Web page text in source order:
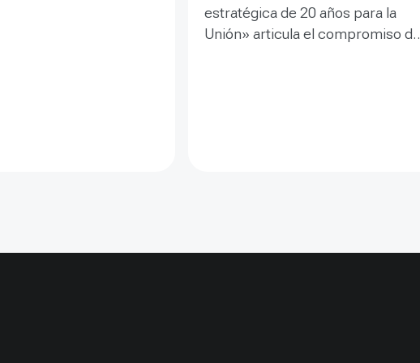
estratégica de 20 años para la
Unión» articula el compromiso de